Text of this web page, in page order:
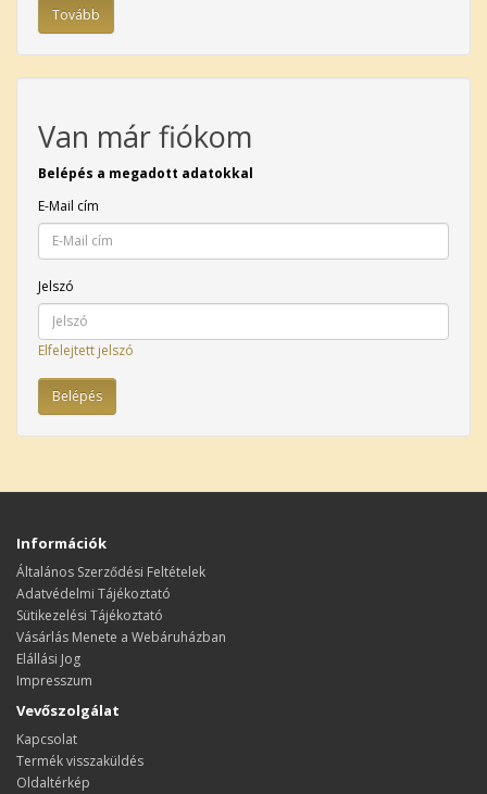
Tovább
Van már fiókom
Belépés a megadott adatokkal
E-Mail cím
Jelszó
Elfelejtett jelszó
Információk
Általános Szerződési Feltételek
Adatvédelmi Tájékoztató
Sütikezelési Tájékoztató
Vásárlás Menete a Webáruházban
Elállási Jog
Impresszum
Vevőszolgálat
Kapcsolat
Termék visszaküldés
Oldaltérkép